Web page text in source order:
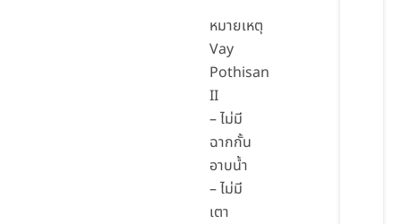
หมายเหตุ
Vay
Pothisan
II
– ไม่มี
ฉากกั้น
อาบน้ำ
– ไม่มี
เตา